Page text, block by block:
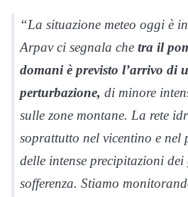
“La situazione meteo oggi è
Arpav ci segnala che tra il
domani è previsto l’arrivo di
perturbazione, di minore
sulle zone montane. La rete
soprattutto nel vicentino e nel
delle intense precipitazioni
sofferenza. Stiamo